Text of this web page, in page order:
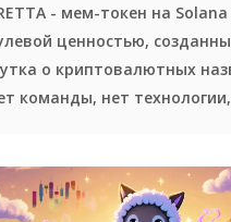
- мем-токен на Solana
ценностью,
о криптовалютных
команды, нет